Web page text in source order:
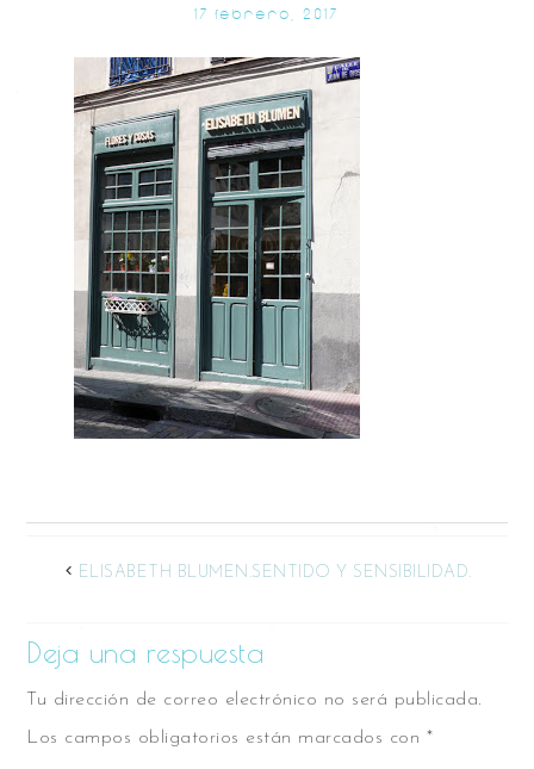
17 FEBRERO, 2017
ELISABETH BLUMEN.SENTIDO Y SENSIBILIDAD.
Deja una respuesta
Tu dirección de correo electrónico no será publicada.
Los campos obligatorios están marcados con *